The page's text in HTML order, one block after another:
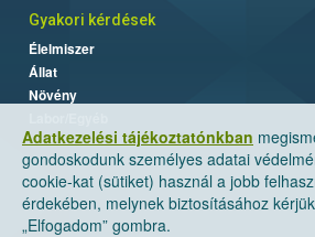
Adatkezelési tájékoztatónkban
gondoskodunk személyes adatai
cookie-kat (sütiket) használ a jobb
érdekében, melynek biztosításához
„Elfogadom” gombra.
Gyakori kérdések
Élelmiszer
Állat
Növény